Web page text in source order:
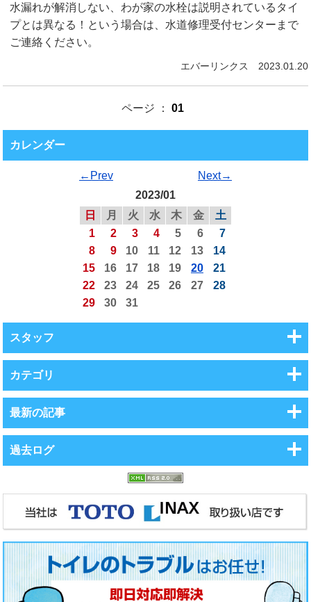
水漏れが解消しない、わが家の水栓は説明されているタイ
プとは異なる！という場合は、水道修理受付センターまで
ご連絡ください。
エバーリンクス 2023.01.20
ページ ： 01
カレンダー
←Prev
Next→
2023/01
日
月 火 水 木 金
土
1
2 3 4 5 6
7
8
9 10 11 12 13
14
15
16 17 18 19 20
21
22
23 24 25 26 27
28
29
30 31
スタッフ
カテゴリ
最新の記事
過去ログ